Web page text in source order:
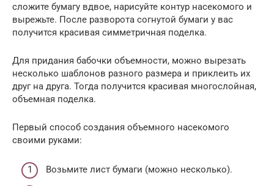
сложите бумагу вдвое, нарисуйте контур насекомого и
вырежьте. После разворота согнутой бумаги у вас
получится красивая симметричная поделка.
Для придания бабочки объемности, можно вырезать
несколько шаблонов разного размера и приклеить их
друг на друга. Тогда получится красивая многослойная,
объемная поделка.
Первый способ создания объемного насекомого
своими руками:
Возьмите лист бумаги (можно несколько).